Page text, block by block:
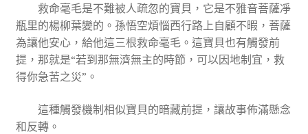
救命毫毛是不難被人疏忽的寶貝，它是不雅音菩薩凈
瓶里的楊柳葉變的。孫悟空煩惱西行路上自顧不暇，菩薩
為讓他安心，給他這三根救命毫毛。這寶貝也有觸發前
提，那就是“若到那無濟無主的時節，可以因地制宜，救
得你急苦之災”。
這種觸發機制相似寶貝的暗藏前提，讓故事佈滿懸念
和反轉。